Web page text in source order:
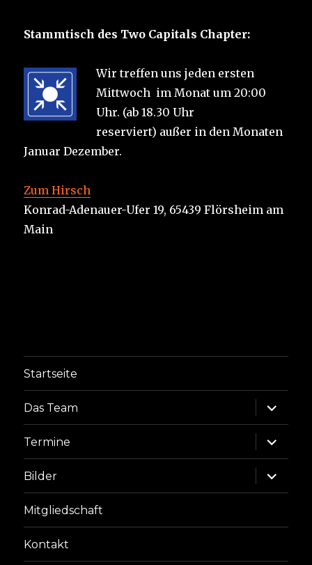
Stammtisch des Two Capitals Chapter:
Wir treffen uns jeden ersten
Mittwoch im Monat um 20:00
Uhr. (ab 18.30 Uhr
reserviert) außer in den Monaten
Januar Dezember.
Zum Hirsch
Konrad-Adenauer-Ufer 19, 65439 Flörsheim am
Main
Startseite
Das Team
Termine
Bilder
Mitgliedschaft
Kontakt